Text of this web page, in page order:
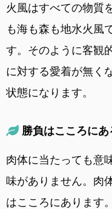
火風はすべての物質
も海も森も地水火風
す。そのように客観
に対する愛着が無く
状態になります。
勝負はこころにあ
肉体に当たっても意
味がありません。肉
はこころにあります